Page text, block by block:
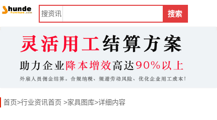
搜资讯 搜索
首页>行业资讯首页 >家具图库>详细内容